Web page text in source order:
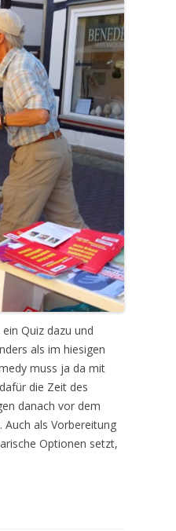
ein Quiz dazu und
als im hiesigen
muss ja da mit
die Zeit des
danach vor dem
Auch als Vorbereitung
Optionen setzt,